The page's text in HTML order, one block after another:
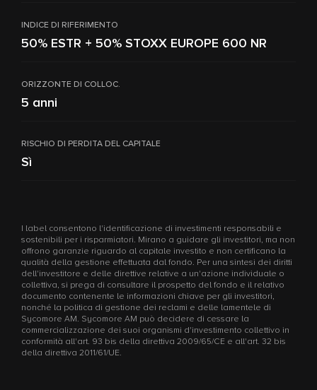
INDICE DI RIFERIMENTO
50% ESTR + 50% STOXX EUROPE 600 NR
ORIZZONTE DI COLLOC.
5 anni
RISCHIO DI PERDITA DEL CAPITALE
Sì
I label consentono l'identificazione di investimenti responsabili e
sostenibili per i risparmiatori. Mirano a guidare gli investitori, ma non
offrono garanzie riguardo al capitale investito e non certificano la
qualità della gestione effettuata dal fondo. Per una sintesi dei diritti
dell'investitore e delle direttive relative a un'azione individuale o
collettiva, si prega di consultare il prospetto del fondo e il relativo
documento contenente le informazioni chiave per gli investitori,
nonché la politica di gestione dei reclami e delle lamentele di
Sycomore AM. Sycomore AM può decidere di cessare la
commercializzazione dei suoi organismi d'investimento collettivo in
conformità all'art. 93 bis della direttiva 2009/65/CE e all'art. 32 bis
della direttiva 2011/61/UE.